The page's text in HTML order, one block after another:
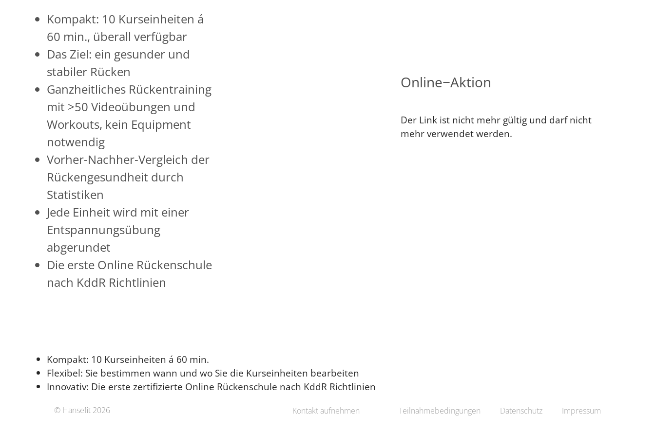
Kompakt: 10 Kurseinheiten á
60 min., überall verfügbar
Das Ziel: ein gesunder und
stabiler Rücken
Ganzheitliches Rückentraining
mit >50 Videoübungen und
Workouts, kein Equipment
notwendig
Vorher-Nachher-Vergleich der
Rückengesundheit durch
Statistiken
Jede Einheit wird mit einer
Entspannungsübung
abgerundet
Die erste Online Rückenschule
nach KddR Richtlinien
Kompakt: 10 Kurseinheiten á 60 min.
Flexibel: Sie bestimmen wann und wo Sie die Kurseinheiten bearbeiten
Innovativ: Die erste zertifizierte Online Rückenschule nach KddR Richtlinien
Online−Aktion
Der Link ist nicht mehr gültig und darf nicht
mehr verwendet werden.
© Hansefit 2026 Kontakt aufnehmen Teilnahmebedingungen Datenschutz Impressum